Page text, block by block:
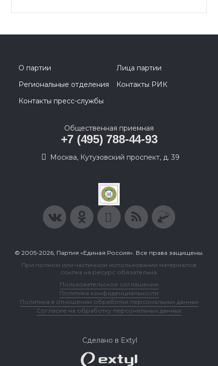
О партии
Лица партии
Региональные отделения
Контакты РИК
Контакты пресс-службы
Общественная приемная
+7 (495) 788-44-93
Москва, Кутузовский проспект, д. 39
© 2005-2026, Партия «Единая Россия». Все права защищены.
При полном или частичном использовании материалов
ссылка на ресурс обязательна.
Пользовательское соглашение
Политика конфиденциальности
Политика в отношении обработки персональных данных
Согласие на обработку персональных данных
Сделано в Extyl